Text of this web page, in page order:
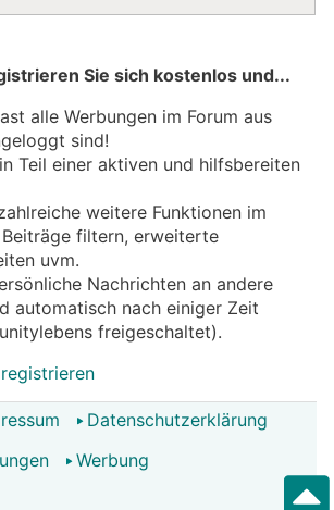
Sie sich kostenlos und...
alle Werbungen im Forum aus
sind!
Teil einer aktiven und hilfsbereiten
weitere Funktionen im
filtern, erweiterte
uvm.
Nachrichten an andere
automatisch nach einiger Zeit
freigeschaltet).
Datenschutzerklärung
Werbung